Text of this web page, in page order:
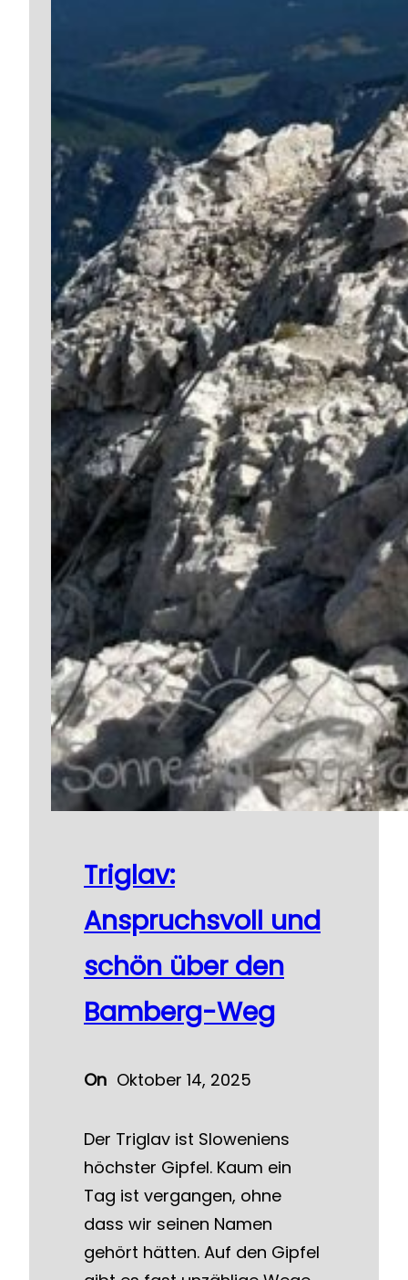
Triglav:
Anspruchsvoll und
schön über den
Bamberg-Weg
On Oktober 14, 2025
Der Triglav ist Sloweniens
höchster Gipfel. Kaum ein
Tag ist vergangen, ohne
dass wir seinen Namen
gehört hätten. Auf den Gipfel